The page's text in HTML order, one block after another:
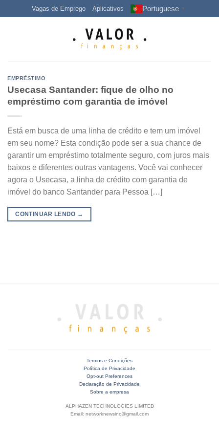
to
Vagas de Emprego Aplicativos Portuguese ▼
EMPRÉSTIMO
Usecasa Santander: fique de olho no
empréstimo com garantia de imóvel
Está em busca de uma linha de crédito e tem um imóvel
em seu nome? Esta condição pode ser a sua chance de
garantir um empréstimo totalmente seguro, com juros mais
baixos e diferentes outras vantagens. Você vai conhecer
agora o Usecasa, a linha de crédito com garantia de
imóvel do banco Santander para Pessoa […]
CONTINUAR LENDO →
Termos e Condições
Política de Privacidade
Opt-out Preferences
Declaração de Privacidade
Sobre a empresa
ALPHAZEN TECHNOLOGIES LIMITED
Email: networknewsinc@gmail.com